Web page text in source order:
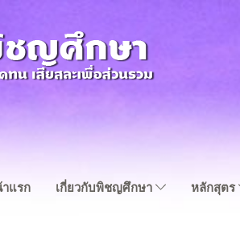
แรก เกี่ยวกับพิชญศึกษา หลักสุตร